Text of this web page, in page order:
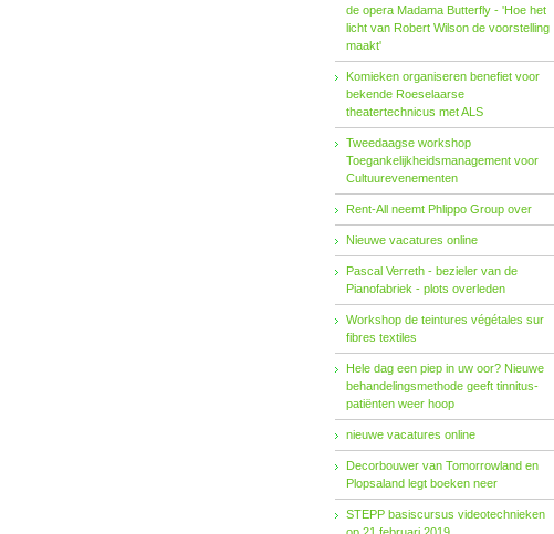
de opera Madama Butterfly - 'Hoe het
licht van Robert Wilson de voorstelling
maakt'
Komieken organiseren benefiet voor
bekende Roeselaarse
theatertechnicus met ALS
Tweedaagse workshop
Toegankelijkheidsmanagement voor
Cultuurevenementen
Rent-All neemt Phlippo Group over
Nieuwe vacatures online
Pascal Verreth - bezieler van de
Pianofabriek - plots overleden
Workshop de teintures végétales sur
fibres textiles
Hele dag een piep in uw oor? Nieuwe
behandelings­methode geeft tinnitus-
patiënten weer hoop
nieuwe vacatures online
Decorbouwer van Tomorrowland en
Plopsaland legt boeken neer
STEPP basiscursus videotechnieken